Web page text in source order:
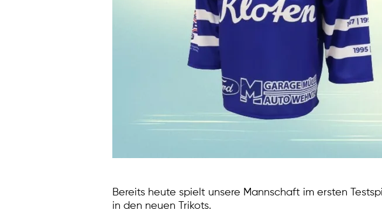
Bereits heute spielt unsere Mannschaft im ersten
in den neuen Trikots.